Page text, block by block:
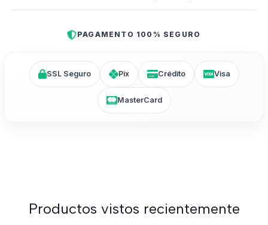
PAGAMENTO 100% SEGURO
SSL Seguro Pix Crédito Visa
MasterCard
Productos vistos recientemente